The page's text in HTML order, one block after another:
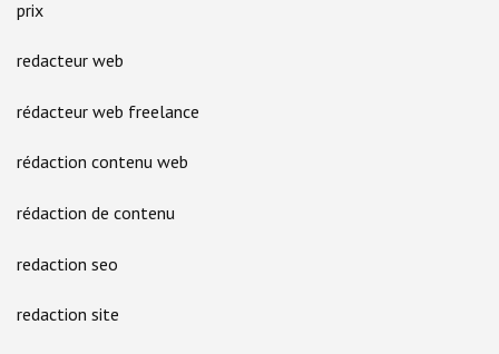
prix
redacteur web
rédacteur web freelance
rédaction contenu web
rédaction de contenu
redaction seo
redaction site